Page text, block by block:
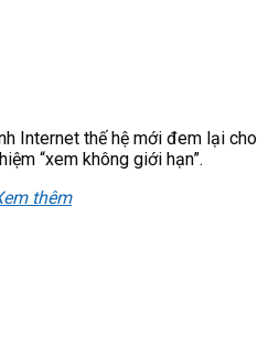
Internet thế hệ mới đem lại cho
“xem không giới hạn”.
thêm